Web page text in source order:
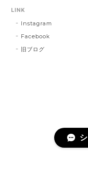
LINK
Instagram
Facebook
旧ブログ